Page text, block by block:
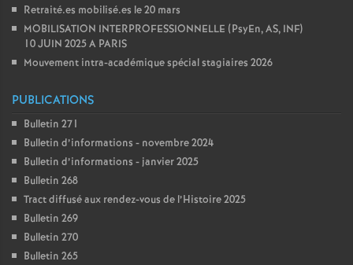
g
Retraité.es mobilisé.es le 20 mars
MOBILISATION INTERPROFESSIONNELLE (PsyEn, AS, INF)
10 JUIN 2025 A PARIS
Mouvement intra-académique spécial stagiaires 2026
PUBLICATIONS
Bulletin 271
Bulletin d’informations - novembre 2024
Bulletin d’informations - janvier 2025
Bulletin 268
Tract diffusé aux rendez-vous de l’Histoire 2025
Bulletin 269
Bulletin 270
Bulletin 265